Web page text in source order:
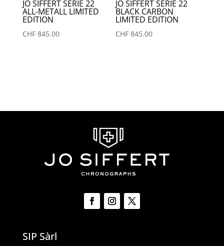
JO SIFFERT SÉRIE 22
ALL-METALL LIMITED
EDITION
CHF845.00
JO SIFFERT SÉRIE 22
BLACK CARBON
LIMITED EDITION
CHF 845.00
SIP Sàrl